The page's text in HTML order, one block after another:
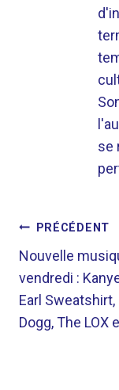
se
DE
PRÉCÉDENT
Nouvelle
vendredi :
Earl Sweatshirt,
Dogg, The LOX